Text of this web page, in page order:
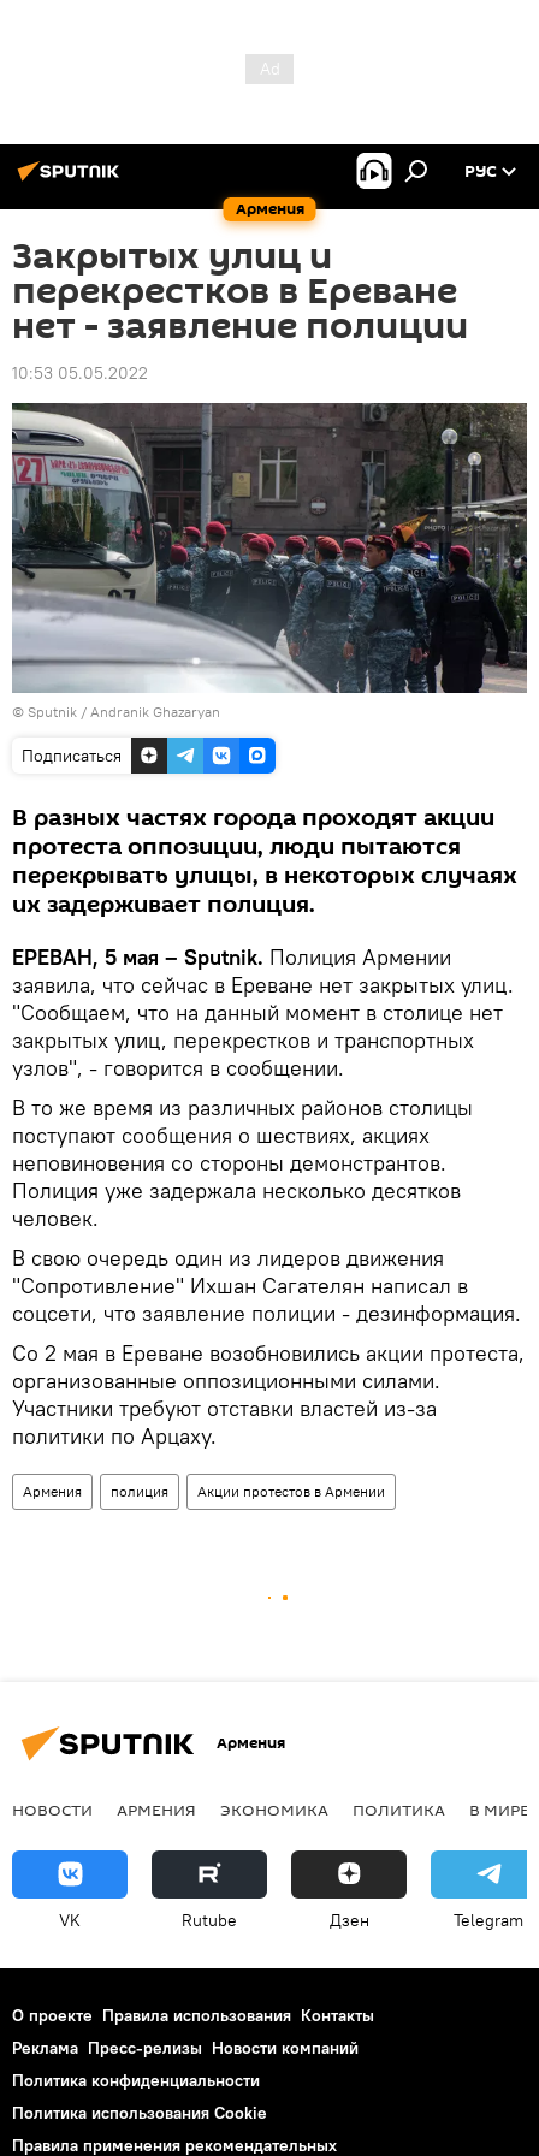
Армения
РУС
Закрытых улиц и
перекрестков в Ереване
нет - заявление полиции
10:53 05.05.2022
© Sputnik / Andranik Ghazaryan
Подписаться
В разных частях города проходят акции
протеста оппозиции, люди пытаются
перекрывать улицы, в некоторых случаях
их задерживает полиция.
ЕРЕВАН, 5 мая – Sputnik. Полиция Армении
заявила, что сейчас в Ереване нет закрытых улиц.
"Сообщаем, что на данный момент в столице нет
закрытых улиц, перекрестков и транспортных
узлов", - говорится в сообщении.
В то же время из различных районов столицы
поступают сообщения о шествиях, акциях
неповиновения со стороны демонстрантов.
Полиция уже задержала несколько десятков
человек.
В свою очередь один из лидеров движения
"Сопротивление" Ихшан Сагателян написал в
соцсети, что заявление полиции - дезинформация.
Со 2 мая в Ереване возобновились акции протеста,
организованные оппозиционными силами.
Участники требуют отставки властей из-за
политики по Арцаху.
Армения полиция Акции протестов в Армении
Армения
НОВОСТИ АРМЕНИЯ ЭКОНОМИКА ПОЛИТИКА В МИРЕ
VK Rutube Дзен Telegram
О проекте Правила использования Контакты
Реклама Пресс-релизы Новости компаний
Политика конфиденциальности
Политика использования Cookie
Правила применения рекомендательных